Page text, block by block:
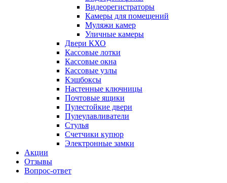
Видеорегистраторы
Камеры для помещений
Муляжи камер
Уличные камеры
Двери КХО
Кассовые лотки
Кассовые окна
Кассовые узлы
Кэшбоксы
Настенные ключницы
Почтовые ящики
Пулестойкие двери
Пулеулавливатели
Стулья
Счетчики купюр
Электронные замки
Акции
Отзывы
Вопрос-ответ